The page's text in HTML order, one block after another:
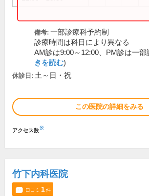
備考: 一部診療科予約制
診療時間は科目により異なる
AM診は9:00～12:00、PM診は一部
きを読む)
休診日: 土～日・祝
この医院の詳細をみる
アクセス数※
竹下内科医院
口コミ 1件